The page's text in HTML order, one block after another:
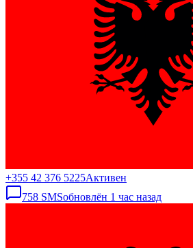
+355 42 376 5225Активен
758 SMSобновлён 1 час назад